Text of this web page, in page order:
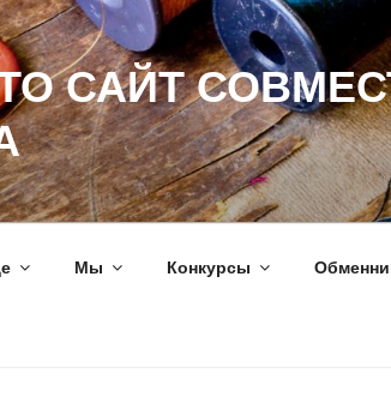
САЙТ
Мы Конкурсы